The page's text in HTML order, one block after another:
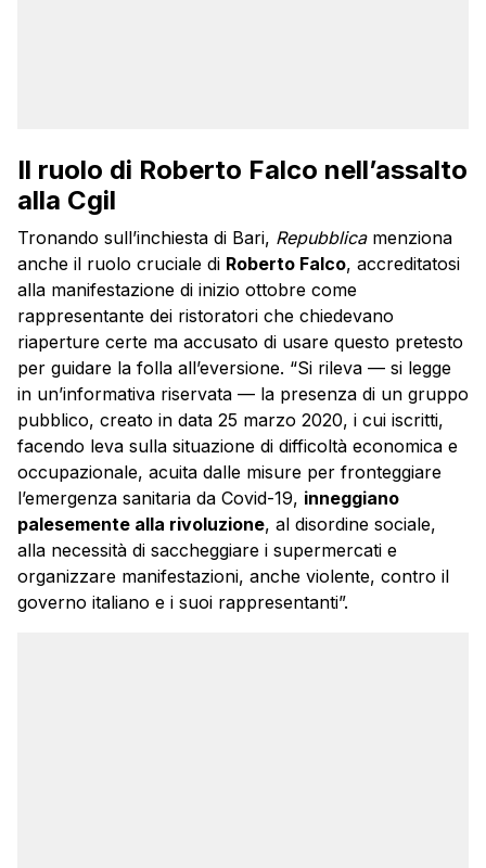
Il ruolo di Roberto Falco nell’assalto
alla Cgil
Tronando sull’inchiesta di Bari, Repubblicamenziona
anche il ruolo cruciale di Roberto Falco, accreditatosi
alla manifestazione di inizio ottobre come
rappresentante dei ristoratori che chiedevano
riaperture certe ma accusato di usare questo pretesto
per guidare la folla all’eversione. “Si rileva — si legge
in un’informativa riservata — la presenza di un gruppo
pubblico, creato in data 25 marzo 2020, i cui iscritti,
facendo leva sulla situazione di difficoltà economica e
occupazionale, acuita dalle misure per fronteggiare
l’emergenza sanitaria da Covid-19, inneggiano
palesemente alla rivoluzione, al disordine sociale,
alla necessità di saccheggiare i supermercati e
organizzare manifestazioni, anche violente, contro il
governo italiano e i suoi rappresentanti”.